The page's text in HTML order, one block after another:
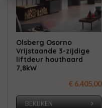
Olsberg Osorno
Vrijstaande 3-zijdige
liftdeur houthaard
7,8kW
€ 6.405,00
BEKIJKEN